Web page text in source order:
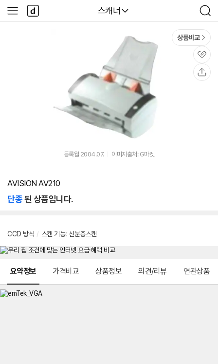
다나와
스캐너
검
색
사
이
다
나
와
상품비교
관
심
등록월 2004.07. 이미지출처: G마켓
AVISION AV210
단종된 상품입니다.
CCD 방식 / 스캔 기능: 신분증스캔
요약정보 가격비교 상품정보 의견/리뷰 연관상품